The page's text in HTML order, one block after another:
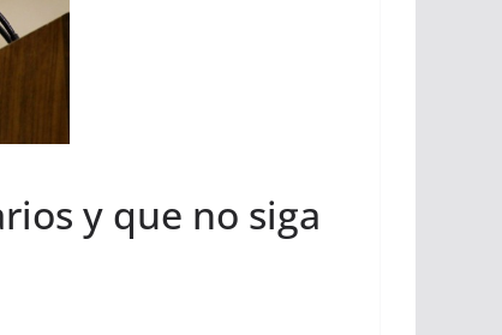
y que no siga